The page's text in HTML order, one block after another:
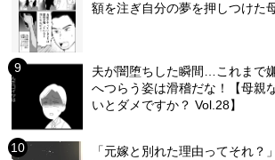
額を注ぎ自分の夢を押しつけた
夫が闇堕ちした瞬間…これまで
へつらう姿は滑稽だな！【母親
いとダメですか？ Vol.28】
「元嫁と別れた理由ってそれ？